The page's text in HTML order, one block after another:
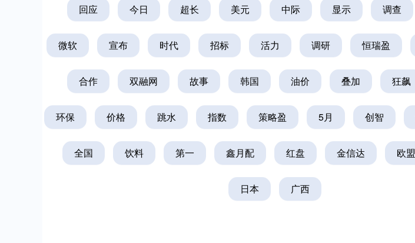
回应 今日 超长 美元 中际 显示 调查
微软 宣布 时代 招标 活力 调研 恒瑞盈
合作 双融网 故事 韩国 油价 叠加 狂飙
环保 价格 跳水 指数 策略盈 5月 创智
全国 饮料 第一 鑫月配 红盘 金信达 欧盟
日本 广西
深证成指 14311.01 200.89 1.42% 沪深300 4694.44